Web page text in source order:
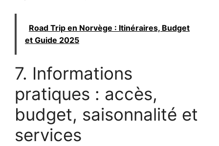
Road Trip en Norvège : Itinéraires, Budget
et Guide 2025
7. Informations
pratiques : accès,
budget, saisonnalité et
services